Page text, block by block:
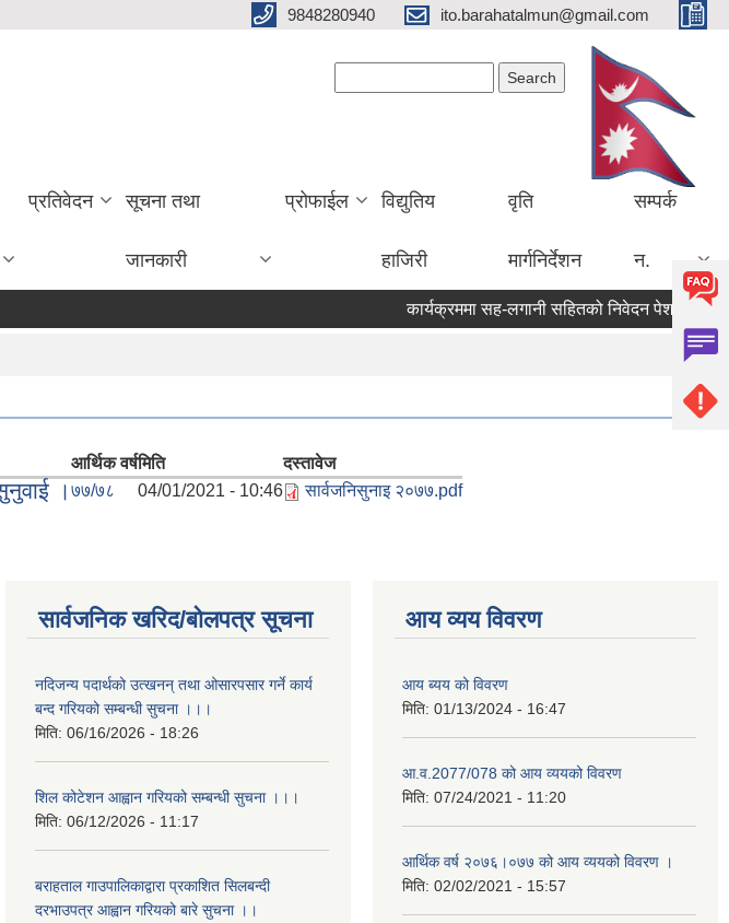
9848280940 ito.barahatalmun@gmail.com
प्रतिवेदन सूचना तथा
जानकारी
प्रोफाईल विद्युतिय
हाजिरी
वृति
मार्गनिर्देशन
सम्पर्क
न.
कार्यक्रममा सह-लगानी सहितको निवेदन पेश गर्ने
आर्थिक वर्षमिति दस्तावेज
। ७७/७८ 04/01/2021 - 10:46 सार्वजनिसुनाइ २०७७.pdf
सार्वजनिक खरिद/बोलपत्र सूचना
नदिजन्य पदार्थको उत्खनन् तथा ओसारपसार गर्ने कार्य
बन्द गरियको सम्बन्धी सुचना ।।।
मिति: 06/16/2026 - 18:26
शिल कोटेशन आह्वान गरियको सम्बन्धी सुचना ।।।
मिति: 06/12/2026 - 11:17
बराहताल गाउपालिकाद्वारा प्रकाशित सिलबन्दी
दरभाउपत्र आह्वान गरियको बारे सुचना ।।
आय व्यय विवरण
आय ब्यय को विवरण
मिति: 01/13/2024 - 16:47
आ.व.2077/078 को आय व्ययको विवरण
मिति: 07/24/2021 - 11:20
आर्थिक वर्ष २०७६।०७७ को आय व्ययको विवरण ।
मिति: 02/02/2021 - 15:57